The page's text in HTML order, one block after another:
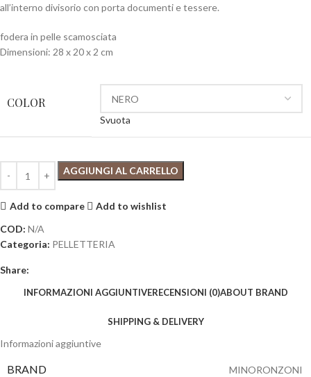
all’interno divisorio con porta documenti e tessere.
fodera in pelle scamosciata
Dimensioni: 28 x 20 x 2 cm
COLOR
Svuota
AGGIUNGI AL CARRELLO
Add to compare
Add to wishlist
COD: N/A
Categoria: PELLETTERIA
Share:
INFORMAZIONI AGGIUNTIVERECENSIONI (0)ABOUT BRAND
SHIPPING & DELIVERY
Informazioni aggiuntive
BRAND MINORONZONI